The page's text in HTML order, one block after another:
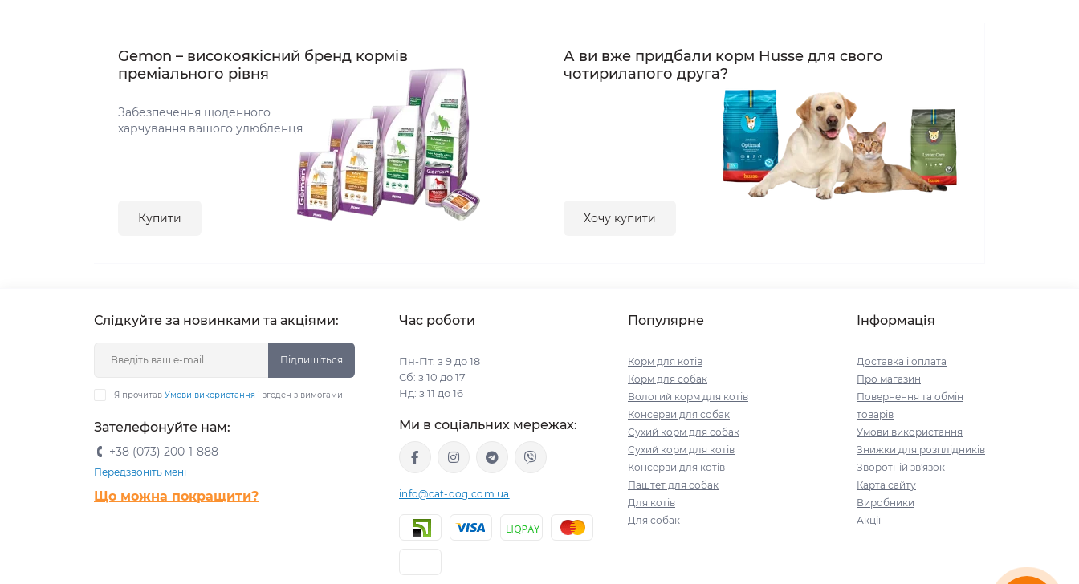
Gemon – високоякісний бренд кормів
преміального рівня
Забезпечення щоденного
харчування вашого улюбленця
Купити
А ви вже придбали корм Husse для свого
чотирилапого друга?
Хочу купити
Слідкуйте за новинками та акціями:
Підпишіться
Я прочитав Умови використання і згоден з вимогами
Зателефонуйте нам:
+38 (073) 200-1-888
Передзвоніть мені
Що можна покращити?
Час роботи
Пн-Пт: з 9 до 18
Сб: з 10 до 17
Нд: з 11 до 16
Ми в соціальних мережах:
info@cat-dog.com.ua
Популярне
Корм для котів
Корм для собак
Вологий корм для котів
Консерви для собак
Сухий корм для собак
Сухий корм для котів
Консерви для котів
Паштет для собак
Для котів
Для собак
Інформація
Доставка і оплата
Про магазин
Повернення та обмін
товарів
Умови використання
Знижки для розплідників
Зворотній зв'язок
Карта сайту
Виробники
Акції